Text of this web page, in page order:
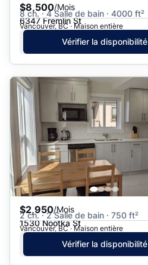
$8,500/Mois
8 ch. · 4 Salle de bain · 4000 ft²
6347 Fremlin St
Vancouver, BC · Maison entière
Vérifier la disponibilité
$2,950/Mois
2 ch. · 2 Salle de bain · 750 ft²
1530 Nootka St
Vancouver, BC · Maison entière
Vérifier la disponibilité